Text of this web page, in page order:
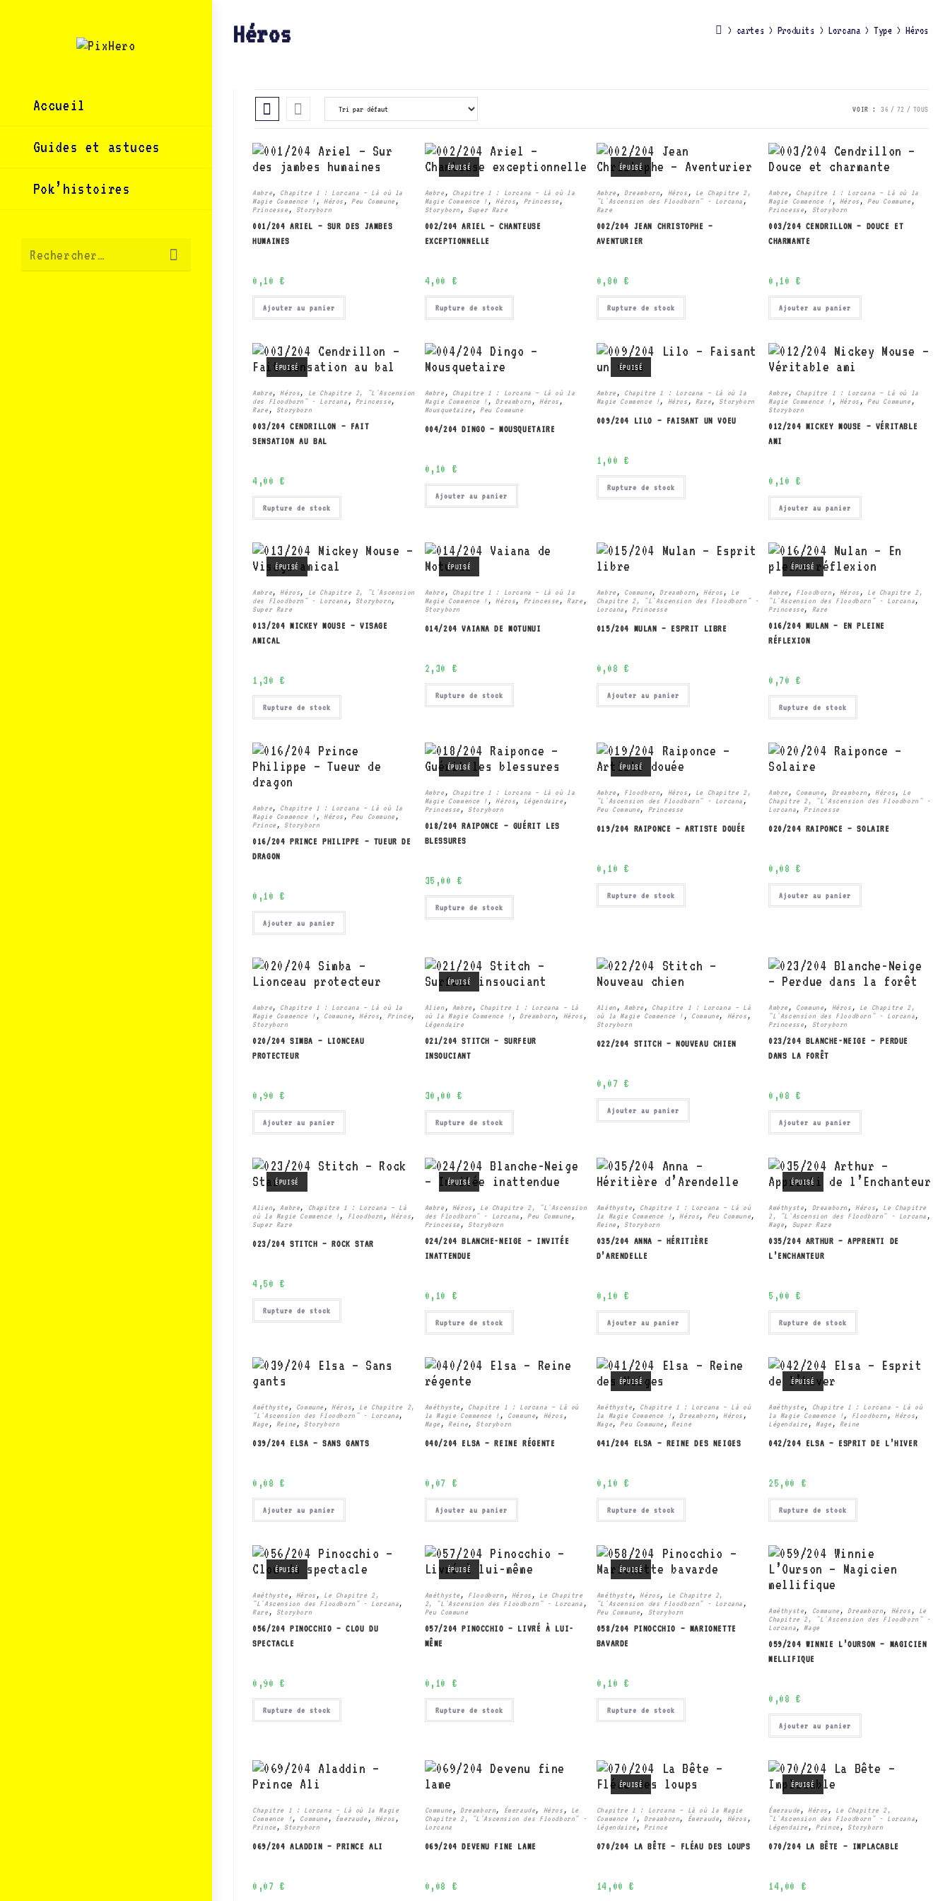
content
Accueil
Guides et astuces
Pok’histoires
Rechercher…
Héros > cartes > Produits > Lorcana > Type > Héros
VOIR : 36 72 TOUS
Ambre, Chapitre 1 : Lorcana – Là où la
Magie Commence ! , Héros , Peu Commune ,
Princesse , Storyborn
001/204 ARIEL – SUR DES JAMBES
HUMAINES
0,10 €
Ajouter au panier
ÉPUISÉ
Ambre ,
Chapitre 1 : Lorcana – Là où la
Magie Commence ! , Héros, Princesse ,
Storyborn , Super Rare
002/204 ARIEL – CHANTEUSE
EXCEPTIONNELLE
4,00 €
Rupture de stock
ÉPUISÉ
Ambre , Dreamborn, Héros ,
Le Chapitre 2,
"L'Ascension des Floodborn" - Lorcana ,
Rare
002/204 JEAN CHRISTOPHE –
AVENTURIER
0,80 €
Rupture de stock
Ambre , Chapitre 1 : Lorcana – Là où la
Magie Commence ! , Héros , Peu Commune ,
Princesse, Storyborn
003/204 CENDRILLON – DOUCE ET
CHARMANTE
0,10 €
Ajouter au panier
ÉPUISÉ
Ambre, Héros,
Le Chapitre 2, "L'Ascension
des Floodborn" - Lorcana , Princesse,
Rare , Storyborn
003/204 CENDRILLON – FAIT
SENSATION AU BAL
4,00 €
Rupture de stock
Ambre ,
Chapitre 1 : Lorcana – Là où la
Magie Commence ! , Dreamborn , Héros ,
Mousquetaire , Peu Commune
004/204 DINGO – MOUSQUETAIRE
0,10 €
Ajouter au panier
ÉPUISÉ
Ambre , Chapitre 1 : Lorcana – Là où la
Magie Commence !, Héros , Rare, Storyborn
009/204 LILO – FAISANT UN VOEU
1,00 €
Rupture de stock
Ambre , Chapitre 1 : Lorcana – Là où la
Magie Commence ! , Héros , Peu Commune ,
Storyborn
012/204 MICKEY MOUSE – VÉRITABLE
AMI
0,10 €
Ajouter au panier
ÉPUISÉ
Ambre, Héros,
Le Chapitre 2, "L'Ascension
des Floodborn" - Lorcana , Storyborn,
Super Rare
013/204 MICKEY MOUSE – VISAGE
AMICAL
1,30 €
Rupture de stock
ÉPUISÉ
Ambre ,
Chapitre 1 : Lorcana – Là où la
Magie Commence ! , Héros, Princesse , Rare ,
Storyborn
014/204 VAIANA DE MOTUNUI
2,30 €
Rupture de stock
Ambre , Commune, Dreamborn , Héros , Le
Chapitre 2, "L'Ascension des Floodborn" -
Lorcana , Princesse
015/204 MULAN – ESPRIT LIBRE
0,08 €
Ajouter au panier
ÉPUISÉ
Ambre , Floodborn , Héros , Le Chapitre 2,
"L'Ascension des Floodborn" - Lorcana,
Princesse, Rare
016/204 MULAN – EN PLEINE
RÉFLEXION
0,70 €
Rupture de stock
Ambre, Chapitre 1 : Lorcana – Là où la
Magie Commence ! , Héros , Peu Commune ,
Prince , Storyborn
016/204 PRINCE PHILIPPE – TUEUR DE
DRAGON
0,10 €
Ajouter au panier
ÉPUISÉ
Ambre ,
Chapitre 1 : Lorcana – Là où la
Magie Commence ! , Héros, Légendaire ,
Princesse , Storyborn
018/204 RAIPONCE – GUÉRIT LES
BLESSURES
35,00 €
Rupture de stock
ÉPUISÉ
Ambre , Floodborn, Héros ,
Le Chapitre 2,
"L'Ascension des Floodborn" - Lorcana ,
Peu Commune, Princesse
019/204 RAIPONCE – ARTISTE DOUÉE
0,10 €
Rupture de stock
Ambre , Commune, Dreamborn , Héros, Le
Chapitre 2, "L'Ascension des Floodborn" -
Lorcana, Princesse
020/204 RAIPONCE – SOLAIRE
0,08 €
Ajouter au panier
Ambre, Chapitre 1 : Lorcana – Là où la
Magie Commence ! , Commune, Héros, Prince,
Storyborn
020/204 SIMBA – LIONCEAU
PROTECTEUR
0,90 €
Ajouter au panier
ÉPUISÉ
Alien , Ambre , Chapitre 1 : Lorcana – Là
où la Magie Commence ! , Dreamborn, Héros ,
Légendaire
021/204 STITCH – SURFEUR
INSOUCIANT
30,00 €
Rupture de stock
Alien , Ambre , Chapitre 1 : Lorcana – Là
où la Magie Commence ! , Commune, Héros ,
Storyborn
022/204 STITCH – NOUVEAU CHIEN
0,07 €
Ajouter au panier
Ambre , Commune, Héros , Le Chapitre 2,
"L'Ascension des Floodborn" - Lorcana,
Princesse, Storyborn
023/204 BLANCHE-NEIGE – PERDUE
DANS LA FORÊT
0,08 €
Ajouter au panier
ÉPUISÉ
Alien, Ambre,
Chapitre 1 : Lorcana – Là
où la Magie Commence !, Floodborn , Héros,
Super Rare
023/204 STITCH – ROCK STAR
4,50 €
Rupture de stock
ÉPUISÉ
Ambre , Héros , Le Chapitre 2, "L'Ascension
des Floodborn" - Lorcana , Peu Commune ,
Princesse , Storyborn
024/204 BLANCHE-NEIGE – INVITÉE
INATTENDUE
0,10 €
Rupture de stock
Améthyste, Chapitre 1 : Lorcana – Là où
la Magie Commence !, Héros, Peu Commune,
Reine , Storyborn
035/204 ANNA – HÉRITIÈRE
D’ARENDELLE
0,10 €
Ajouter au panier
ÉPUISÉ
Améthyste, Dreamborn , Héros, Le Chapitre
2, "L'Ascension des Floodborn" - Lorcana ,
Mage, Super Rare
035/204 ARTHUR – APPRENTI DE
L’ENCHANTEUR
5,00 €
Rupture de stock
Améthyste , Commune , Héros, Le Chapitre 2,
"L'Ascension des Floodborn" - Lorcana,
Mage , Reine , Storyborn
039/204 ELSA – SANS GANTS
0,08 €
Ajouter au panier
Améthyste , Chapitre 1 : Lorcana – Là où
la Magie Commence ! , Commune, Héros ,
Mage , Reine, Storyborn
040/204 ELSA – REINE RÉGENTE
0,07 €
Ajouter au panier
ÉPUISÉ
Améthyste, Chapitre 1 : Lorcana – Là où
la Magie Commence !, Dreamborn , Héros ,
Mage, Peu Commune , Reine
041/204 ELSA – REINE DES NEIGES
0,10 €
Rupture de stock
ÉPUISÉ
Améthyste,
Chapitre 1 : Lorcana – Là où
la Magie Commence !, Floodborn , Héros,
Légendaire , Mage , Reine
042/204 ELSA – ESPRIT DE L’HIVER
25,00 €
Rupture de stock
ÉPUISÉ
Améthyste , Héros , Le Chapitre 2,
"L'Ascension des Floodborn" - Lorcana,
Rare , Storyborn
056/204 PINOCCHIO – CLOU DU
SPECTACLE
0,90 €
Rupture de stock
ÉPUISÉ
Améthyste , Floodborn , Héros , Le Chapitre
2, "L'Ascension des Floodborn" - Lorcana ,
Peu Commune
057/204 PINOCCHIO – LIVRÉ À LUI-
MÊME
0,10 €
Rupture de stock
ÉPUISÉ
Améthyste, Héros,
Le Chapitre 2,
"L'Ascension des Floodborn" - Lorcana ,
Peu Commune, Storyborn
058/204 PINOCCHIO – MARIONETTE
BAVARDE
0,10 €
Rupture de stock
Améthyste, Commune , Dreamborn, Héros , Le
Chapitre 2, "L'Ascension des Floodborn" -
Lorcana, Mage
059/204 WINNIE L’OURSON – MAGICIEN
MELLIFIQUE
0,08 €
Ajouter au panier
Chapitre 1 : Lorcana – Là où la Magie
Commence !, Commune , Émeraude , Héros ,
Prince , Storyborn
069/204 ALADDIN – PRINCE ALI
0,07 €
Commune , Dreamborn, Émeraude, Héros ,
Le
Chapitre 2, "L'Ascension des Floodborn" -
Lorcana
069/204 DEVENU FINE LAME
0,08 €
ÉPUISÉ
Chapitre 1 : Lorcana – Là où la Magie
Commence ! , Dreamborn, Émeraude, Héros ,
Légendaire , Prince
070/204 LA BÊTE – FLÉAU DES LOUPS
14,00 €
ÉPUISÉ
Émeraude , Héros , Le Chapitre 2,
"L'Ascension des Floodborn" - Lorcana,
Légendaire , Prince , Storyborn
070/204 LA BÊTE – IMPLACABLE
14,00 €